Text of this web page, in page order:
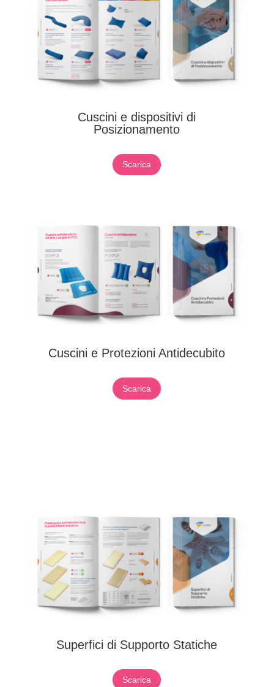
Cuscini e dispositivi di
Posizionamento
Scarica
Cuscini e Protezioni Antidecubito
Scarica
Superfici di Supporto Statiche
Scarica